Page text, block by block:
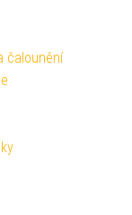
čalounění